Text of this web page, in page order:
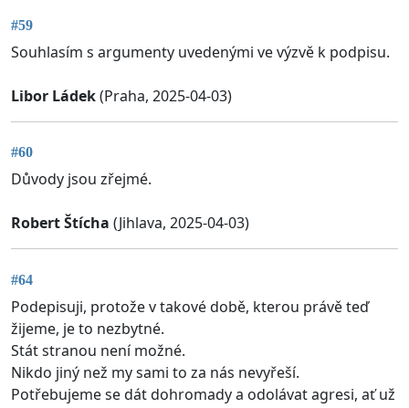
#59
Souhlasím s argumenty uvedenými ve výzvě k podpisu.
Libor Ládek(Praha, 2025-04-03)
#60
Důvody jsou zřejmé.
Robert Štícha (Jihlava, 2025-04-03)
#64
Podepisuji, protože v takové době, kterou právě teď
žijeme, je to nezbytné.
Stát stranou není možné.
Nikdo jiný než my sami to za nás nevyřeší.
Potřebujeme se dát dohromady a odolávat agresi, ať už